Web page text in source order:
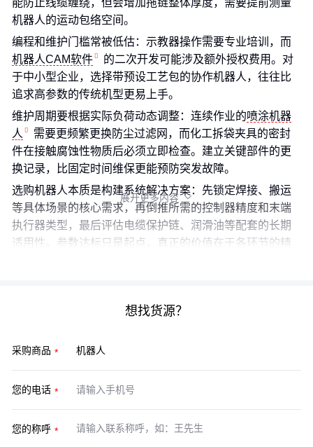
能防止线缆缠绕，但会增加拖链整体厚度，需要提前测量
机器人的运动包络空间。
编程和维护门槛常被低估：示教器操作需要专业培训，而
机器人CAM软件
的二次开发可能涉及额外授权费用。对
于中小型企业，选择带预设工艺包的协作机器人，往往比
追求高参数的传统机型更易上手。
维护周期要根据实际负荷动态调整：连续作业的喷涂机器
人
需要更频繁更换防尘过滤网，而化工拆袋夹具的密封
件在接触腐蚀性物质后必须立即检查。建立关键部件的更
换记录，比固定时间维保更能预防突发故障。
选购机器人本质是构建系统解决方案：先锁定焊接、搬运
等具体场景的核心需求，再倒推所需的控制器精度和末端
执行器类型，最后评估电缆保护链、润滑油等配套的长期
适用性。参数达标只是起点，真正的价值在于各环节的精
展开更多内容 
想找货源？
采购商品
您的电话
您的称呼